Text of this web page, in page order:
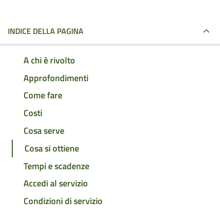
INDICE DELLA PAGINA
A chi è rivolto
Approfondimenti
Come fare
Costi
Cosa serve
Cosa si ottiene
Tempi e scadenze
Accedi al servizio
Condizioni di servizio